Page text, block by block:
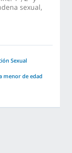
sexual,
Sexual
menor de edad